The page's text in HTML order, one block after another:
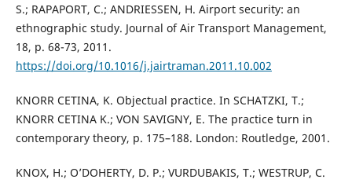
S.; RAPAPORT, C.; ANDRIESSEN, H. Airport security: an
ethnographic study. Journal of Air Transport Management,
18, p. 68-73, 2011.
https://doi.org/10.1016/j.jairtraman.2011.10.002
KNORR CETINA, K. Objectual practice. In SCHATZKI, T.;
KNORR CETINA K.; VON SAVIGNY, E. The practice turn in
contemporary theory, p. 175–188. London: Routledge, 2001.
KNOX, H.; O’DOHERTY, D. P.; VURDUBAKIS, T.; WESTRUP, C.